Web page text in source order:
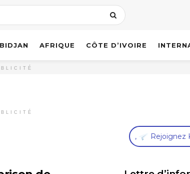
AFRIQUE CÔTE D’IVOIRE
, Rejoignez